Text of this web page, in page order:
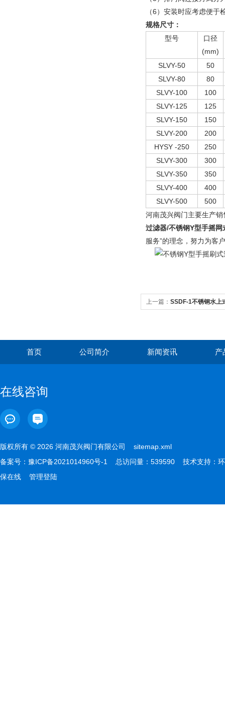
（6）安装时应考虑便
规格尺寸：
型号
口径
(mm)
SLVY-50
50
SLVY-80
80
SLVY-100
100
SLVY-125
125
SLVY-150
150
SLVY-200
200
HYSY -250
250
SLVY-300
300
SLVY-350
350
SLVY-400
400
SLVY-500
500
河南茂兴阀门主要生产销
过滤器/不锈钢Y型手摇网
服务”的理念，努力为客
上一篇： SSDF-1不锈钢水上
首页 公司简介 新闻资讯 产
在线咨询
版权所有 © 2026 河南茂兴阀门有限公司 sitemap.xml
备案号： 豫ICP备2021014960号-1 总访问量：539590 技术支持： 环
保在线
管理登陆